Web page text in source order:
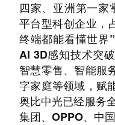
四家、亚洲第一家
平台型科创企业，
终端都能看懂世界
AI 3D感知技术突
智慧零售、智能服
字家庭等领域，赋
奥比中光已经服务
集团、OPPO、中